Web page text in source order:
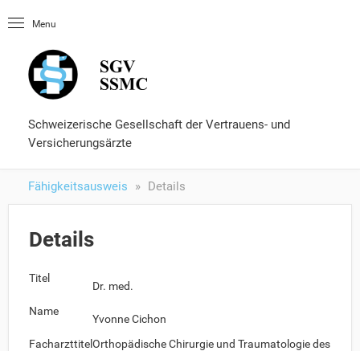
Menu
Schweizerische Gesellschaft der Vertrauens- und
Versicherungsärzte
Fähigkeitsausweis Details
Details
Titel
Dr. med.
Name
Yvonne Cichon
FacharzttitelOrthopädische Chirurgie und Traumatologie des
Nachschlagewerke
Fähigkeitsausweis
Formulare und Services